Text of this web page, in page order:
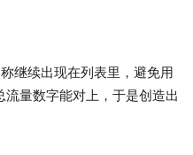
继续出现在列表里，避免用
流量数字能对上，于是创造出